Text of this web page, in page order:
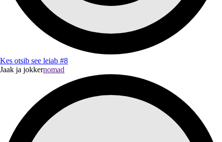
Kes otsib see leiab #8
Jaak ja jokkernomad